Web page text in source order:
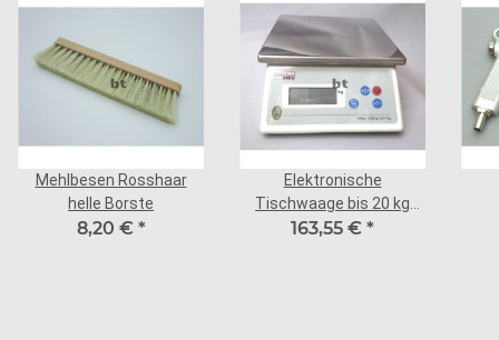
Mehlbesen Rosshaar
helle Borste
8,20 € *
Elektronische
Tischwaage bis 20 kg
digital Modell 940C/20K
163,55 € *